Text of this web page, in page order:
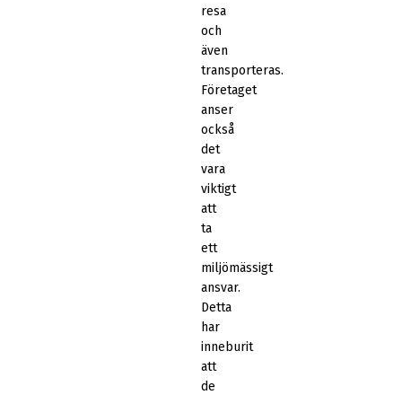
resa
och
även
transporteras.
Företaget
anser
också
det
vara
viktigt
att
ta
ett
miljömässigt
ansvar.
Detta
har
inneburit
att
de